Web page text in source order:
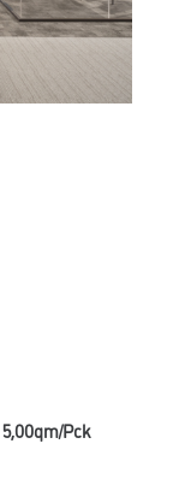
Pck